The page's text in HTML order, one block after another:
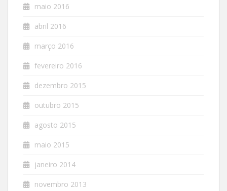
maio 2016
abril 2016
março 2016
fevereiro 2016
dezembro 2015
outubro 2015
agosto 2015
maio 2015
janeiro 2014
novembro 2013